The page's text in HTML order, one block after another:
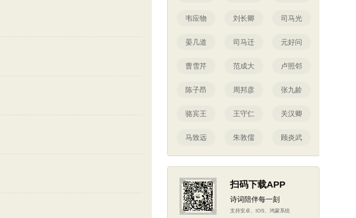
韦应物 刘长卿 司马光
晏几道 司马迁 元好问
曹雪芹 范成大 卢照邻
陈子昂 周邦彦 张九龄
骆宾王 王守仁 关汉卿
马致远 朱敦儒 顾炎武
扫码下载APP
诗词陪伴每一刻
支持安卓、IOS、鸿蒙系统